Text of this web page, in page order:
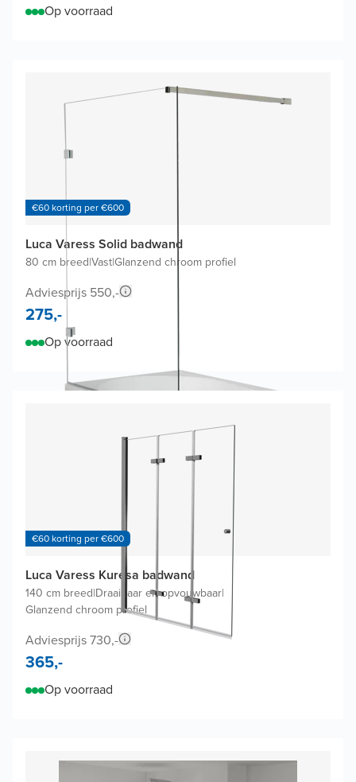
Op voorraad
€60 korting per €600
Luca Varess Solid badwand
80 cm breed|Vast|Glanzend chroom profiel
Adviesprijs 550,-
275,-
Op voorraad
€60 korting per €600
Luca Varess Kuresa badwand
140 cm breed|Draaibaar en opvouwbaar|
Glanzend chroom profiel
Adviesprijs 730,-
365,-
Op voorraad